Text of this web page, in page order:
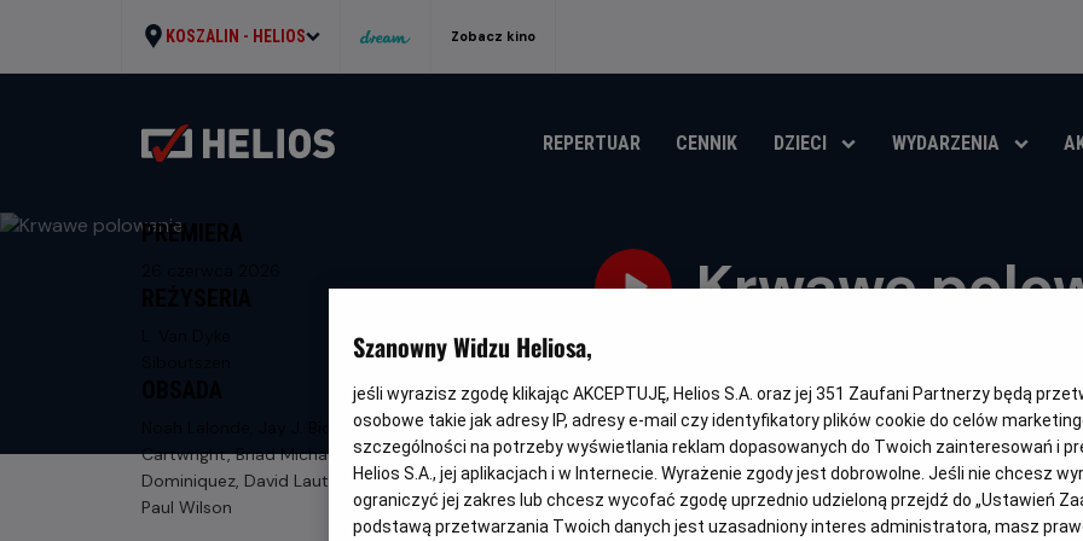
KOSZALIN - HELIOS Zobacz kino
REPERTUAR CENNIK DZIECI WYDARZENIA
Krwawe
OBSERWUJ
PREMIERA
Noah Lalonde, Jay J. Bidwell, Arthur
Cartwright, Briad Michael Raetz, Josh
Dominiquez, David Lautman, Tina Joy,
Paul Wilson
NAPISY
Szanowny Widzu Heliosa,
jeśli wyrazisz zgodę klikając AKCEPTUJĘ, Helios S.A. oraz jej 351 Zaufani Partnerzy będą
osobowe takie jak adresy IP, adresy e-mail czy identyfikatory plików cookie do celów
szczególności na potrzeby wyświetlania reklam dopasowanych do Twoich zainteresowań i
Helios S.A., jej aplikacjach i w Internecie. Wyrażenie zgody jest dobrowolne. Jeśli nie chcesz
ograniczyć jej zakres lub chcesz wycofać zgodę uprzednio udzieloną przejdź do „Ustawień
podstawą przetwarzania Twoich danych jest uzasadniony interes administratora, masz